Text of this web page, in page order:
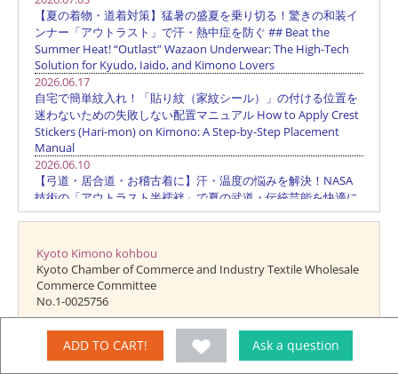
ADD TO CART! Ask a question
Kyoto Kimono kohbou
Kyoto Chamber of Commerce and Industry Textile Wholesale
Commerce Committee
No.1-0025756
"Kyoto Kimono kohbou" has been registered as a brand of
Tahara Ichi Co., Ltd. from the Patent Office No. 5030029
Trademark application 2006 -082086).